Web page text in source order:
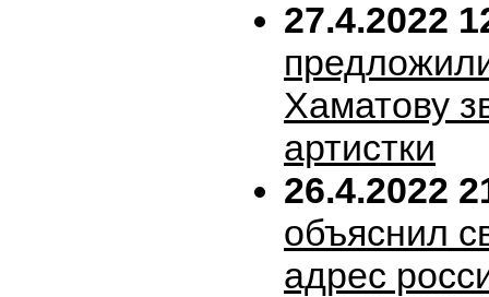
27.4.2022
Хаматову
артистки
26.4.2022
объяснил
адрес